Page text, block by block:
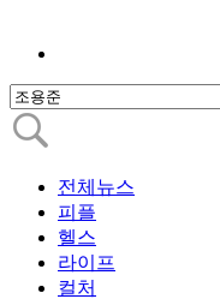
전체뉴스
피플
헬스
라이프
컬처